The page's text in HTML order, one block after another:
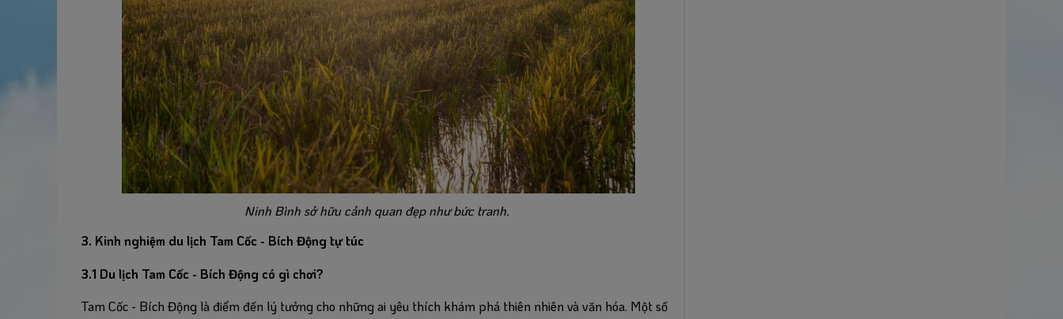
Ninh Bình sở hữu cảnh quan đẹp như bức tranh.
3. Kinh nghiệm du lịch Tam Cốc - Bích Động tự túc
3.1 Du lịch Tam Cốc - Bích Động có gì chơi?
Tam Cốc - Bích Động là điểm đến lý tưởng cho những ai yêu thích khám phá thiên nhiên và văn hóa. Một số